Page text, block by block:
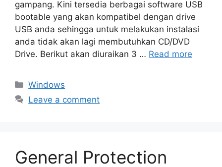
gampang. Kini tersedia berbagai software USB
bootable yang akan kompatibel dengan drive
USB anda sehingga untuk melakukan instalasi
anda tidak akan lagi membutuhkan CD/DVD
Drive. Berikut akan diuraikan 3 … Read more
Categories
Windows
Leave a comment
General Protection